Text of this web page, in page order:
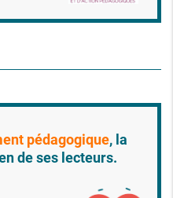
pédagogique, la
de ses lecteurs.